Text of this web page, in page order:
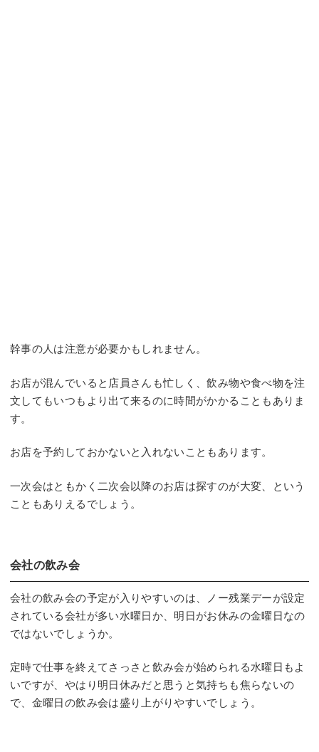
幹事の人は注意が必要かもしれません。
お店が混んでいると店員さんも忙しく、飲み物や食べ物を注
文してもいつもより出て来るのに時間がかかることもありま
す。
お店を予約しておかないと入れないこともあります。
一次会はともかく二次会以降のお店は探すのが大変、という
こともありえるでしょう。
会社の飲み会
会社の飲み会の予定が入りやすいのは、ノー残業デーが設定
されている会社が多い水曜日か、明日がお休みの金曜日なの
ではないでしょうか。
定時で仕事を終えてさっさと飲み会が始められる水曜日もよ
いですが、やはり明日休みだと思うと気持ちも焦らないの
で、金曜日の飲み会は盛り上がりやすいでしょう。